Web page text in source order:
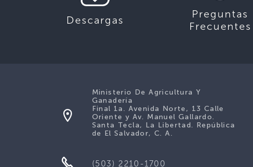
Descargas
Preguntas
Frecuentes
Ministerio De Agricultura Y
Ganadería
Final 1a. Avenida Norte, 13 Calle
Oriente y Av. Manuel Gallardo.
Santa Tecla, La Libertad. República
de El Salvador, C. A.
(503) 2210-1700